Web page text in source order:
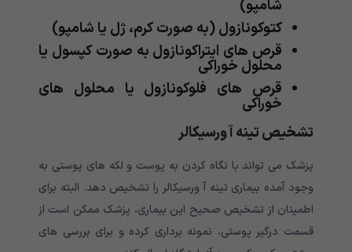
شامپو)
کتوکونازول (به صورت کرم، ژل یا شامپو)
قرص های ایتراکونازول به صورت کپسول یا
محلول خوراکی
قرص های فلوکونازول یا محلول های
خوراکی
تشخیص تینه آ ورسیکالر
پزشک می تواند با نگاه کردن به پوست و لکه های پوستی به
وجود آمده بیماری تینه آ ورسیکالر را تشخیص دهد. البته برای
اطمینان از تشخیص صحیح این بیماری، پزشک ممکن است از
قسمت درگیر پوستی، نمونه برداری کرده و برای بررسی های